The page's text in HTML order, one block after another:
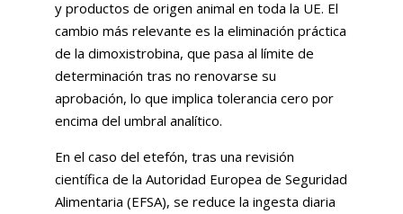
y productos de origen animal en toda la UE. El
cambio más relevante es la eliminación práctica
de la dimoxistrobina, que pasa al límite de
determinación tras no renovarse su
aprobación, lo que implica tolerancia cero por
encima del umbral analítico.
En el caso del etefón, tras una revisión
científica de la Autoridad Europea de Seguridad
Alimentaria (EFSA), se reduce la ingesta diaria